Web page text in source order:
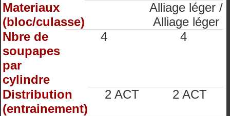
Materiaux
(bloc/culasse)
Alliage léger /
Alliage léger
Nbre de
soupapes
par
cylindre
4 4
Distribution
(entrainement)
2 ACT 2 ACT